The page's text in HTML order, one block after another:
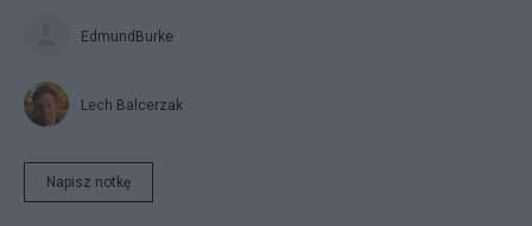
EdmundBurke
Lech Balcerzak
Napisz notkę